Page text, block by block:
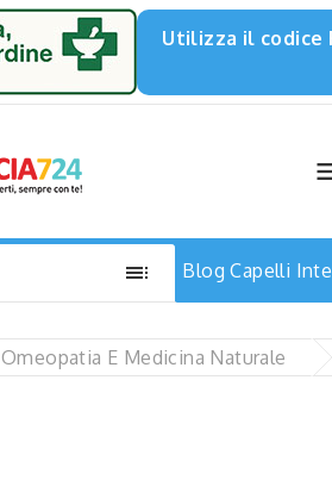
Utilizza il codice
 Blog Capelli
Omeopatia E Medicina Naturale